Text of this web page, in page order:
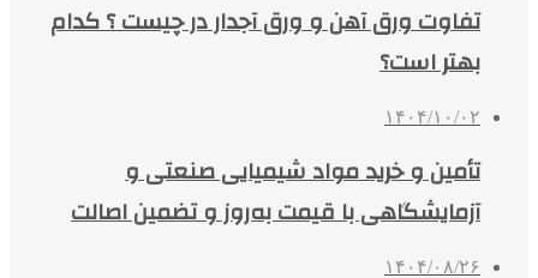
تفاوت ورق آهن و ورق آجدار در چیست ؟ کدام
بهتر است؟
۱۴۰۴/۱۰/۰۲
تأمین و خرید مواد شیمیایی صنعتی و
آزمایشگاهی با قیمت به‌روز و تضمین اصالت
۱۴۰۴/۰۸/۲۶